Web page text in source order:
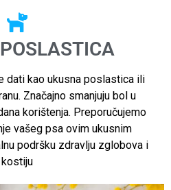
dati kao ukusna poslastica ili
Značajno smanjuju bol u
korištenja. Preporučujemo
vašeg psa ovim ukusnim
podršku zdravlju zglobova i
kostiju